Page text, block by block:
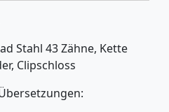
Stahl 43 Zähne, Kette
Clipschloss